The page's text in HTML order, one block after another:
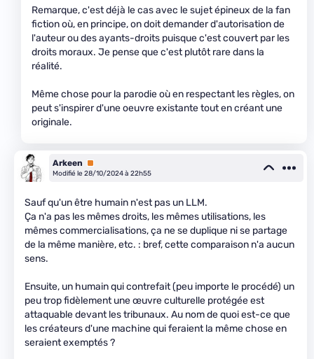
Remarque, c'est déjà le cas avec le sujet épineux de la fan
fiction où, en principe, on doit demander d'autorisation de
l'auteur ou des ayants-droits puisque c'est couvert par les
droits moraux. Je pense que c'est plutôt rare dans la
réalité.
Même chose pour la parodie où en respectant les règles, on
peut s'inspirer d'une oeuvre existante tout en créant une
originale.
Arkeen
Premium
Modifié le 28/10/2024 à 22h55
Sauf qu'un être humain n'est pas un LLM.
Ça n'a pas les mêmes droits, les mêmes utilisations, les
mêmes commercialisations, ça ne se duplique ni se partage
de la même manière, etc. : bref, cette comparaison n'a aucun
sens.
Ensuite, un humain qui contrefait (peu importe le procédé) un
peu trop fidèlement une œuvre culturelle protégée est
attaquable devant les tribunaux. Au nom de quoi est-ce que
les créateurs d'une machine qui feraient la même chose en
seraient exemptés ?